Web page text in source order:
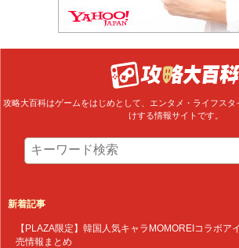
攻略大百科はゲームをはじめとして、エンタメ・ライフス
けする情報サイトです。
新着記事
【PLAZA限定】韓国人気キャラMOMOREIコラボア
売情報まとめ